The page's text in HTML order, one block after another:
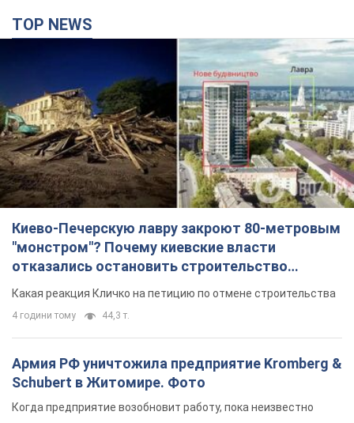
TOP NEWS
Киево-Печерскую лавру закроют 80-метровым
"монстром"? Почему киевские власти
отказались остановить строительство
небоскреба "московского верующего"
Какая реакция Кличко на петицию по отмене строительства
4 години тому 44,3 т.
Армия РФ уничтожила предприятие Kromberg &
Schubert в Житомире. Фото
Когда предприятие возобновит работу, пока неизвестно